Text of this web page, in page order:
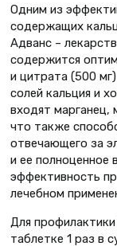
Одним из
содержащих
Адванс –
содержится
и цитрата (500
солей кальция и
входят марганец,
что также
отвечающего за
и ее полноценное
эффективность
лечебном
Для
таблетке 1 раз в